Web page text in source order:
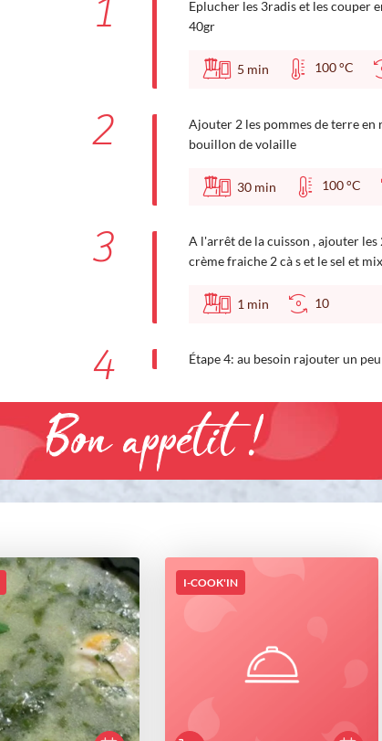
1
Eplucher les 3radis et les couper
40gr
5 min 100 °C
2
Ajouter 2 les pommes de terre en
bouillon de volaille
30 min 100 °C
3
A l'arrêt de la cuisson , ajouter
crème fraiche 2 cà s et le sel et
1 min 10
4 Étape 4: au besoin rajouter un
Bon appétit !
I-COOK'IN